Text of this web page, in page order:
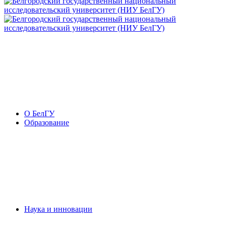
О БелГУ
Образование
Наука и инновации